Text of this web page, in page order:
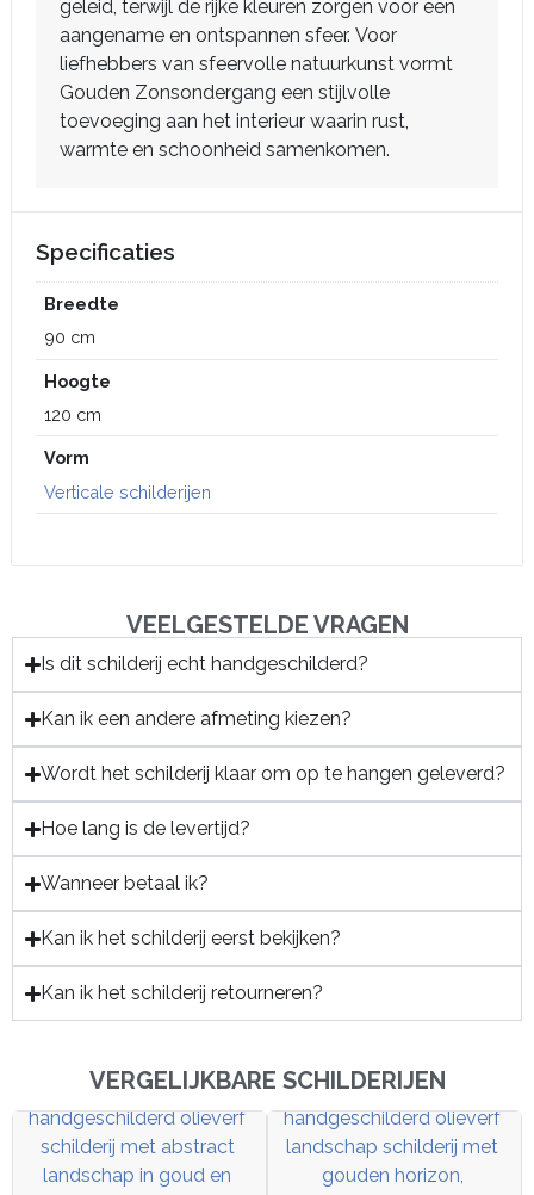
geleid, terwijl de rijke kleuren zorgen voor een
aangename en ontspannen sfeer. Voor
liefhebbers van sfeervolle natuurkunst vormt
Gouden Zonsondergang een stijlvolle
toevoeging aan het interieur waarin rust,
warmte en schoonheid samenkomen.
Specificaties
Breedte
90 cm
Hoogte
120 cm
Vorm
Verticale schilderijen
VEELGESTELDE VRAGEN
Is dit schilderij echt handgeschilderd?
Kan ik een andere afmeting kiezen?
Wordt het schilderij klaar om op te hangen geleverd?
Hoe lang is de levertijd?
Wanneer betaal ik?
Kan ik het schilderij eerst bekijken?
Kan ik het schilderij retourneren?
VERGELIJKBARE SCHILDERIJEN